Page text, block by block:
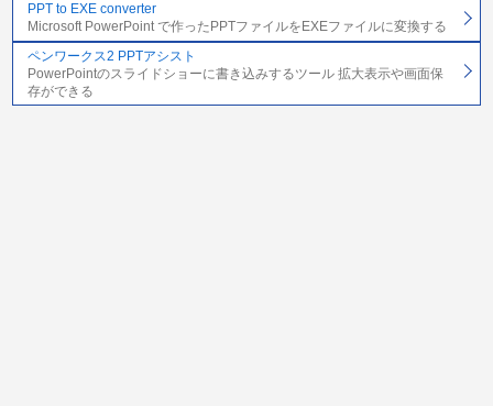
PPT to EXE converter
Microsoft PowerPoint で作ったPPTファイルをEXEファイルに変換する
ペンワークス2 PPTアシスト
PowerPointのスライドショーに書き込みするツール 拡大表示や画面保
存ができる